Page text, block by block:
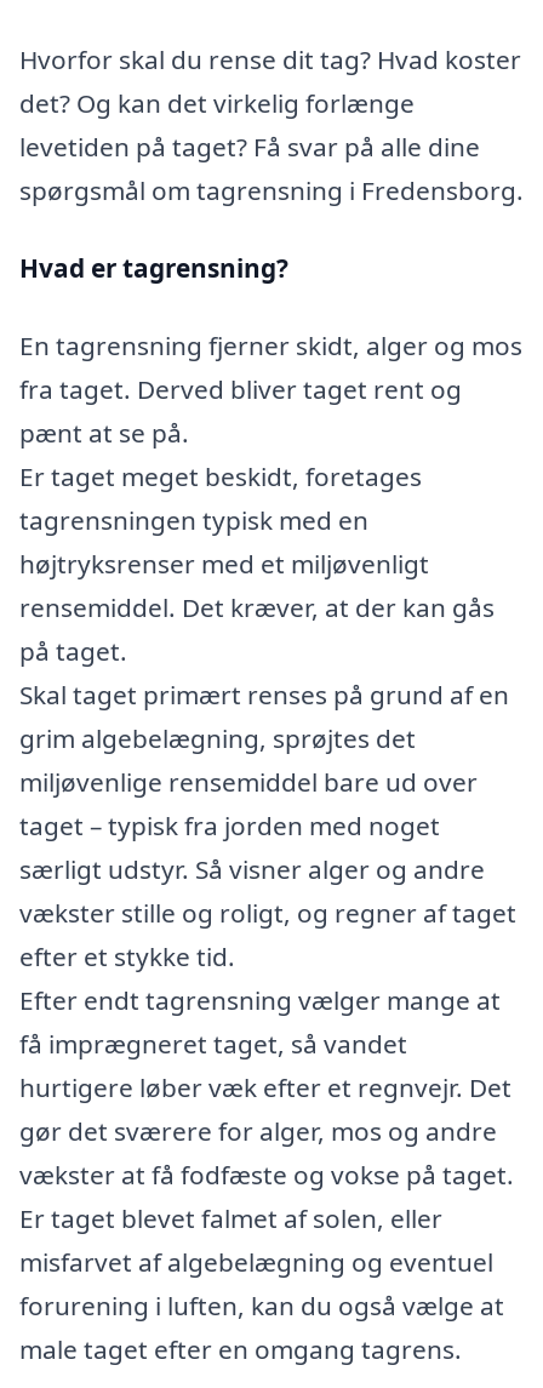
Hvorfor skal du rense dit tag? Hvad koster
det? Og kan det virkelig forlænge
levetiden på taget? Få svar på alle dine
spørgsmål om tagrensning i Fredensborg.
Hvad er tagrensning?
En tagrensning fjerner skidt, alger og mos
fra taget. Derved bliver taget rent og
pænt at se på.
Er taget meget beskidt, foretages
tagrensningen typisk med en
højtryksrenser med et miljøvenligt
rensemiddel. Det kræver, at der kan gås
på taget.
Skal taget primært renses på grund af en
grim algebelægning, sprøjtes det
miljøvenlige rensemiddel bare ud over
taget – typisk fra jorden med noget
særligt udstyr. Så visner alger og andre
vækster stille og roligt, og regner af taget
efter et stykke tid.
Efter endt tagrensning vælger mange at
få imprægneret taget, så vandet
hurtigere løber væk efter et regnvejr. Det
gør det sværere for alger, mos og andre
vækster at få fodfæste og vokse på taget.
Er taget blevet falmet af solen, eller
misfarvet af algebelægning og eventuel
forurening i luften, kan du også vælge at
male taget efter en omgang tagrens.